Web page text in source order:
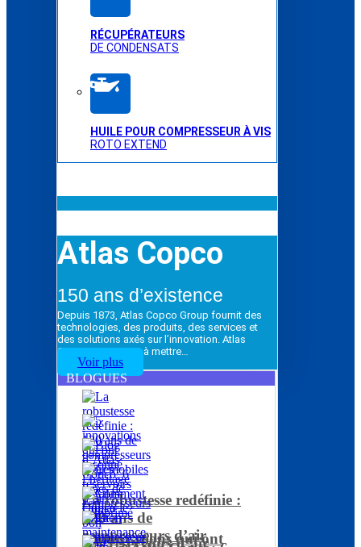
RÉCUPÉRATEURS
DE CONDENSATS
HUILE POUR COMPRESSEUR À VIS
ROTO EXTEND
Atlas Copco
150 ans d’existence
Depuis 1873, Atlas Copco Group fournit des
technologies, des produits, des services et
des solutions axés sur l’innovation. Atlas
Copco Group vise à mettre…
Voir plus
BLOGUES
La robustesse redéfinie :
120 ans de
compresseurs d’air
5 innovations qui ont